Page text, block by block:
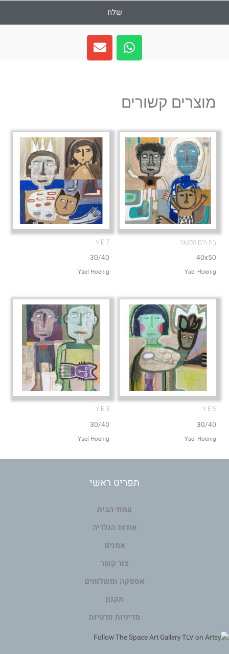
שלח
W
h
a
a
p
E
n
v
e
מוצרים קשורים
בת הים הקטנה
40x50
Yael Hoenig‏
Y.E 7
30/40
Yael Hoenig‏
Y.E 5
30/40
Yael Hoenig‏
Y.E 3
30/40
Yael Hoenig‏
תפריט ראשי
עמוד הבית
אודות הגלריה
אמנים
צור קשר
אספקה ומשלוחים
תקנון
מדיניות פרטיות